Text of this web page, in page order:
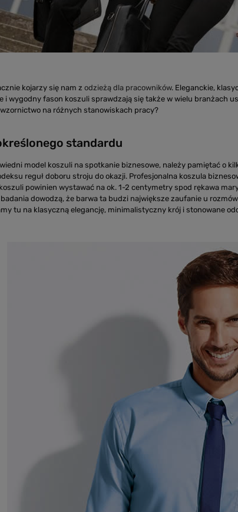
kojarzy się nam z odzieżą dla pracowników. Eleganckie,
i wygodny fason koszuli sprawdzają się także w wielu branżach
na różnych stanowiskach pracy?
standardu
model koszuli na spotkanie biznesowe, należy pamiętać o
reguł doboru stroju do okazji. Profesjonalna koszula
powinien wystawać na ok. 1-2 centymetry spod rękawa
dowodzą, że barwa ta budzi największe zaufanie u
tu na klasyczną elegancję, minimalistyczny krój i stonowane